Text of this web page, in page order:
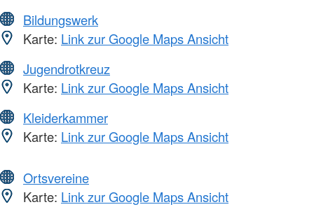
Bildungswerk
Karte: Link zur Google Maps Ansicht
Jugendrotkreuz
Karte: Link zur Google Maps Ansicht
Kleiderkammer
Karte: Link zur Google Maps Ansicht
Ortsvereine
Karte: Link zur Google Maps Ansicht